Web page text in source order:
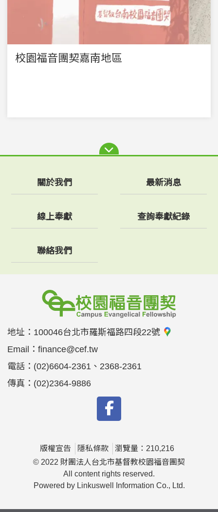
校園福音團契嘉南地區
關於我們 最新消息
線上奉獻 查詢奉獻紀錄
聯絡我們
地址： 100046台北市羅斯福路四段22號
Email： finance@cef.tw
電話： (02)6604-2361、2368-2361
傳真： (02)2364-9886
版權宣告 隱私條款
瀏覽量：210,216
© 2022 財團法人台北市基督教校園福音團契
All content rights reserved.
Powered by Linkuswell Information Co., Ltd.